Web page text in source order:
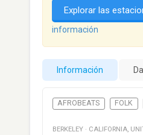
Explorar las
información
Información
AFROBEATS FOLK
BERKELEY · CALIFORNIA,